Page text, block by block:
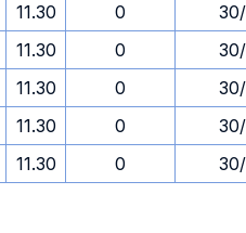
11.30 0
11.30 0
11.30 0
11.30 0
11.30 0